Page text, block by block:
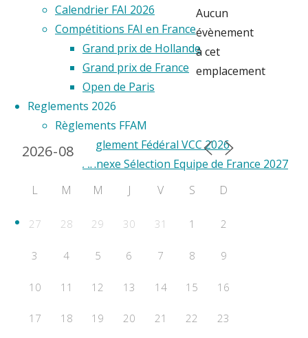
Calendrier FAI 2026
Compétitions FAI en France
Grand prix de Hollande
Grand prix de France
Open de Paris
Reglements 2026
Règlements FFAM
Règlement Fédéral VCC 2026
Annexe Sélection Equipe de France 2027
Règlements FAI
RESULTATS
WORLD CUP
F2C
Aucun
évènement
à cet
emplacement
Calendrier 2024
L M M J V S D
27 28 29 30 31 1 2
3 4 5 6 7 8 9
10 11 12 13 14 15 16
17 18 19 20 21 22 23